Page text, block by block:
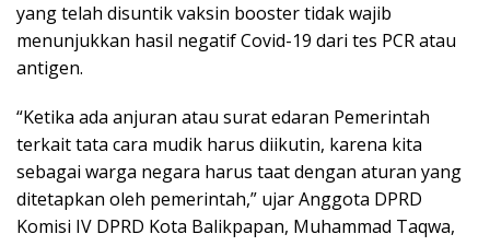
yang telah disuntik vaksin booster tidak wajib
menunjukkan hasil negatif Covid-19 dari tes PCR atau
antigen.
“Ketika ada anjuran atau surat edaran Pemerintah
terkait tata cara mudik harus diikutin, karena kita
sebagai warga negara harus taat dengan aturan yang
ditetapkan oleh pemerintah,” ujar Anggota DPRD
Komisi IV DPRD Kota Balikpapan, Muhammad Taqwa,